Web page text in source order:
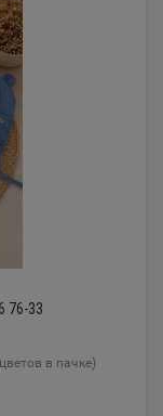
76-33
в пачке)